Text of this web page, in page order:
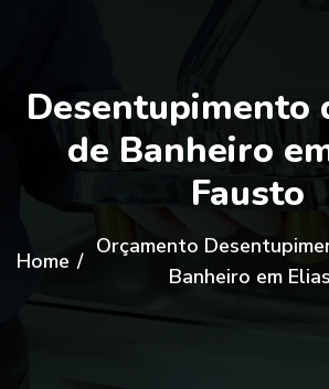
Desentupimento
de Banheiro
Fausto
Home /
Orçamento
Banheiro em